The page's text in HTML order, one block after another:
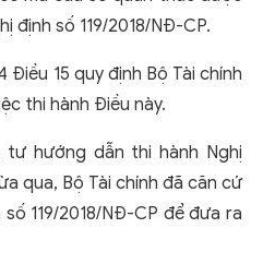
định số 119/2018/NĐ-CP.
15 quy định Bộ Tài chính
thi hành Điều này.
hướng dẫn thi hành Nghị
qua, Bộ Tài chính đã căn cứ
119/2018/NĐ-CP để đưa ra